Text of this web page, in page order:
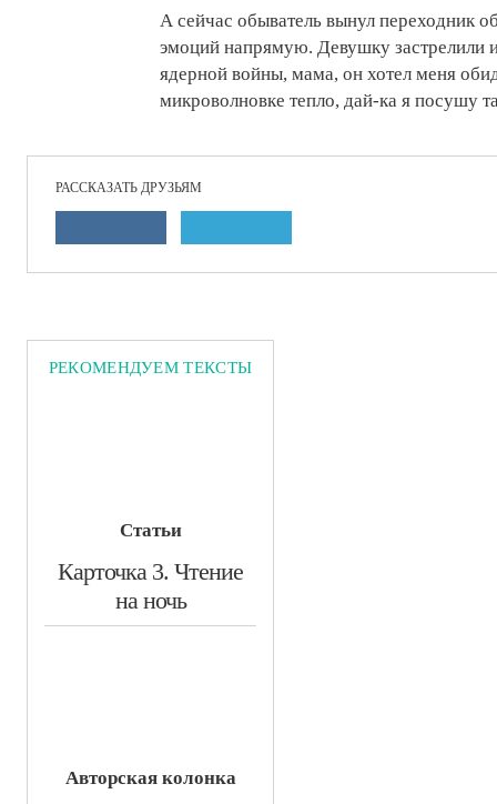
А сейчас обыватель вынул переходник
эмоций напрямую. Девушку застрелили
ядерной войны, мама, он хотел меня
микроволновке тепло, дай-ка я посушу
РАССКАЗАТЬ ДРУЗЬЯМ
РЕКОМЕНДУЕМ ТЕКСТЫ
Статьи
​Карточка 3. Чтение
на ночь
Авторская колонка